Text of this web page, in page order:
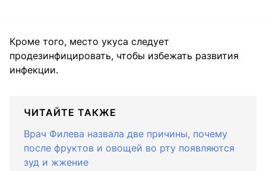
Кроме того, место укуса следует
продезинфицировать, чтобы избежать развития
инфекции.
ЧИТАЙТЕ ТАКЖЕ
Врач Филева назвала две причины, почему
после фруктов и овощей во рту появляются
зуд и жжение